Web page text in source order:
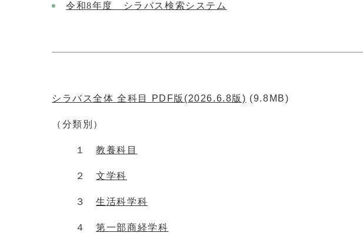
令和8年度 シラバス検索システム
シラバス全体 全科目 PDF版(2026.6.8版) (9.8MB)
（分類別）
１教養科目
２文学科
３生活科学科
４第一部商経学科